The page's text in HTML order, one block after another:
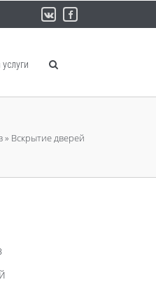
услуги
» Вскрытие дверей